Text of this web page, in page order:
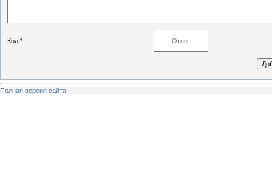
Код *:
Полная версия сайта